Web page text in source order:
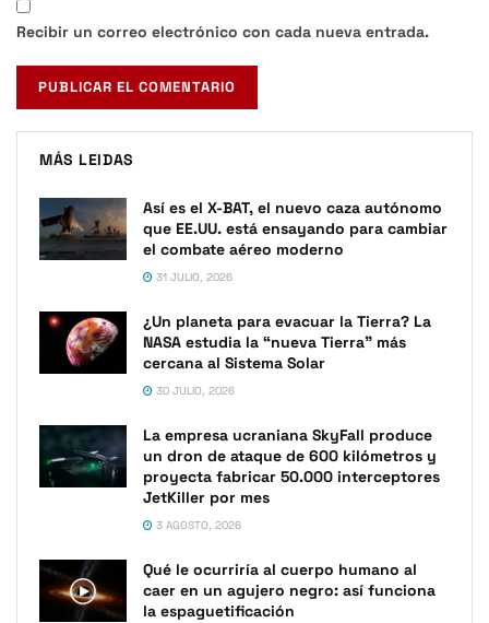
Recibir un correo electrónico con cada nueva entrada.
MÁS LEIDAS
Así es el X-BAT, el nuevo caza autónomo
que EE.UU. está ensayando para cambiar
el combate aéreo moderno
31 JULIO, 2026
¿Un planeta para evacuar la Tierra? La
NASA estudia la “nueva Tierra” más
cercana al Sistema Solar
30 JULIO, 2026
La empresa ucraniana SkyFall produce
un dron de ataque de 600 kilómetros y
proyecta fabricar 50.000 interceptores
JetKiller por mes
3 AGOSTO, 2026
Qué le ocurriría al cuerpo humano al
caer en un agujero negro: así funciona
la espaguetificación